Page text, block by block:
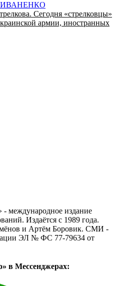
Сегодня «стрелковцы»
армии, иностранных
международное издание
Издаётся с 1989 года.
и Артём Боровик. CМИ -
ЭЛ № ФС 77-79634 от
в Мессенджерах: